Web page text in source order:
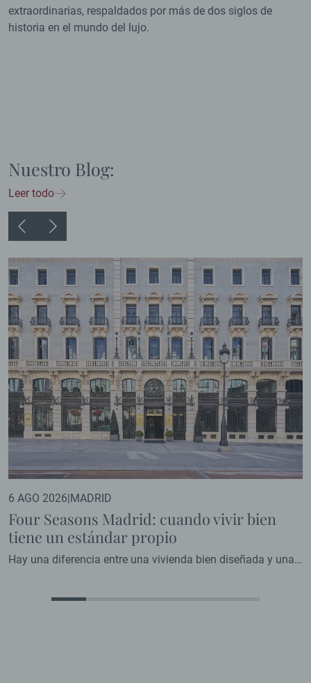
extraordinarias, respaldados por más de dos siglos de
historia en el mundo del lujo.
Nuestro Blog:
Leer todo
6 AGO 2026|MADRID
Four Seasons Madrid: cuando vivir bien
tiene un estándar propio
Hay una diferencia entre una vivienda bien diseñada y una